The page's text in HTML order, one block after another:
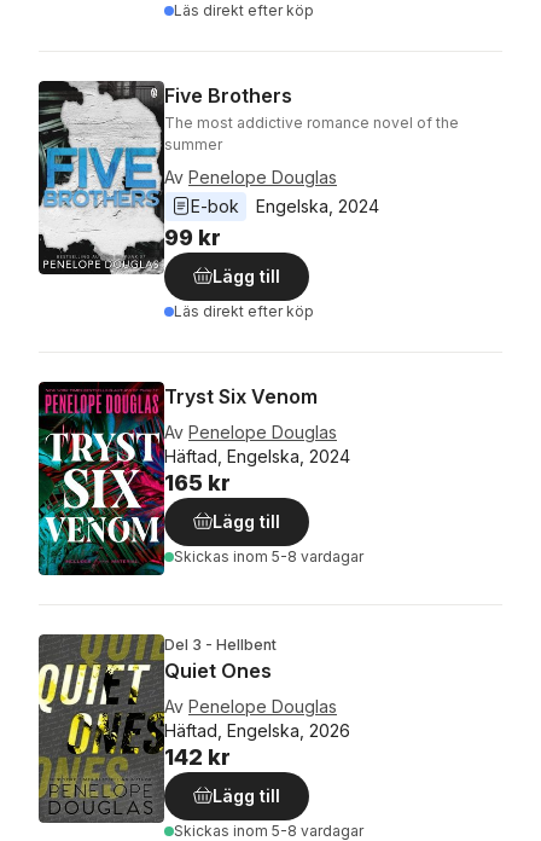
Läs direkt efter köp
Five Brothers
The most addictive romance novel of the
summer
Av Penelope Douglas
E-bok
Engelska 2024
99 kr
Lägg till
Läs direkt efter köp
Tryst Six Venom
Av Penelope Douglas
Häftad, Engelska, 2024
165 kr
Lägg till
Skickas inom 5-8 vardagar
Del 3 - Hellbent
Quiet Ones
Av Penelope Douglas
Häftad, Engelska, 2026
142 kr
Lägg till
Skickas inom 5-8 vardagar